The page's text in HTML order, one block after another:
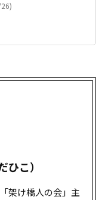
こ）
架け橋人の会」主